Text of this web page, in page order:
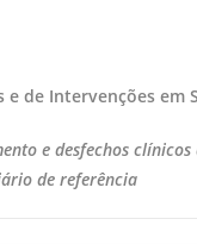
de Intervenções em
e desfechos
de referência